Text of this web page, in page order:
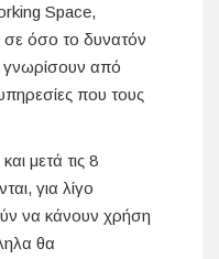
Space,
σε όσο το δυνατόν
γνωρίσουν από
που τους
μετά τις 8
για λίγο
να κάνουν χρήση
θα